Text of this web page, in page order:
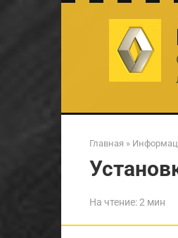
Главная »
На чтение:2 мин